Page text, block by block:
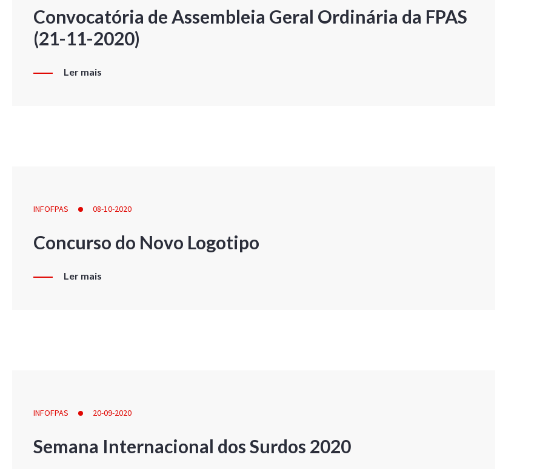
Convocatória de Assembleia Geral Ordinária da FPAS
(21-11-2020)
Ler mais
INFOFPAS 08-10-2020
Concurso do Novo Logotipo
Ler mais
INFOFPAS 20-09-2020
Semana Internacional dos Surdos 2020